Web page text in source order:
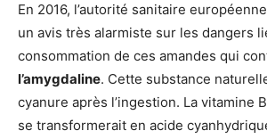
En 2016, l’autorité sanitaire
un avis très alarmiste sur les dangers
consommation de ces amandes qui
l’amygdaline. Cette substance
cyanure après l’ingestion. La vitamine
se transformerait en acide